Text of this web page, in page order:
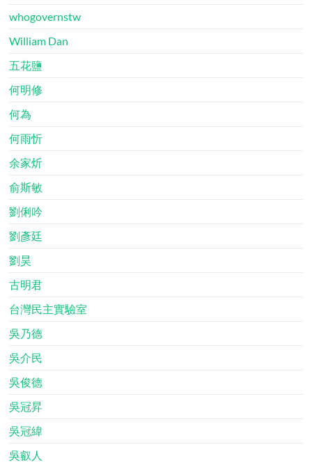
whogovernstw
William Dan
五花鹽
何明修
何為
何雨忻
余家炘
俞斯敏
劉俐吟
劉彥廷
劉昊
古明君
台灣民主實驗室
吳乃德
吳介民
吳俊德
吳冠昇
吳冠緯
吳叡人